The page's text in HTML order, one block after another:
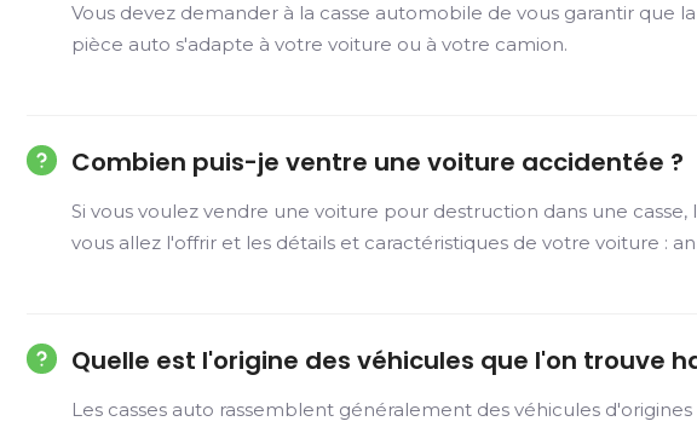
Vous devez demander à la casse automobile de vous garantir que
pièce auto s'adapte à votre voiture ou à votre camion.
Combien puis-je ventre une voiture accidentée ?
Si vous voulez vendre une voiture pour destruction dans une
vous allez l'offrir et les détails et caractéristiques de votre voiture :
Quelle est l'origine des véhicules que l'on trouve
Les casses auto rassemblent généralement des véhicules d'origines